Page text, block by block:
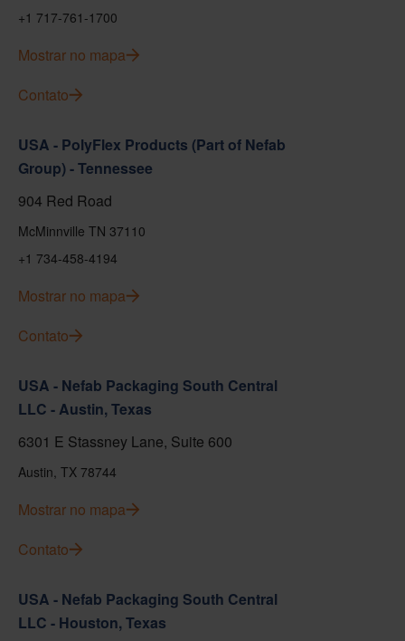
+1 717-761-1700
Mostrar no mapa
Contato
USA - PolyFlex Products (Part of Nefab
Group) - Tennessee
904 Red Road
McMinnville TN 37110
+1 734-458-4194
Mostrar no mapa
Contato
USA - Nefab Packaging South Central
LLC - Austin, Texas
6301 E Stassney Lane, Suite 600
Austin, TX 78744
Mostrar no mapa
Contato
USA - Nefab Packaging South Central
LLC - Houston, Texas